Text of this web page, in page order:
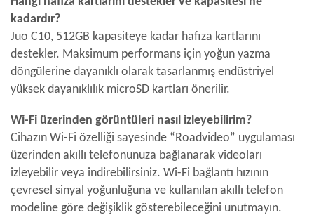
kadardır?
Juo C10, 512GB kapasiteye kadar hafıza kartlarını
destekler. Maksimum performans için yoğun yazma
döngülerine dayanıklı olarak tasarlanmış endüstriyel
yüksek dayanıklılık microSD kartları önerilir.
Wi-Fi üzerinden görüntüleri nasıl izleyebilirim?
Cihazın Wi-Fi özelliği sayesinde “Roadvideo” uygulaması
üzerinden akıllı telefonunuza bağlanarak videoları
izleyebilir veya indirebilirsiniz. Wi-Fi bağlantı hızının
çevresel sinyal yoğunluğuna ve kullanılan akıllı telefon
modeline göre değişiklik gösterebileceğini unutmayın.